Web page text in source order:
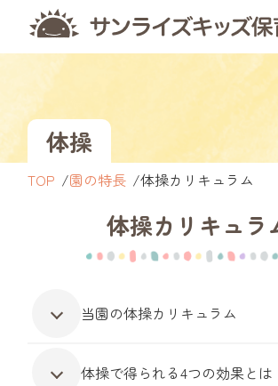
体操
TOP 園の特長 体操カリキュラム
体操カリキュラ
当園の体操カリキュラム
体操で得られる4つの効果とは